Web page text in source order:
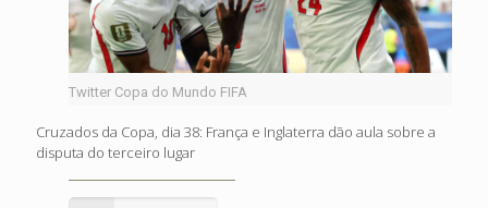
Twitter Copa do Mundo FIFA
Cruzados da Copa, dia 38: França e Inglaterra dão aula sobre a
disputa do terceiro lugar